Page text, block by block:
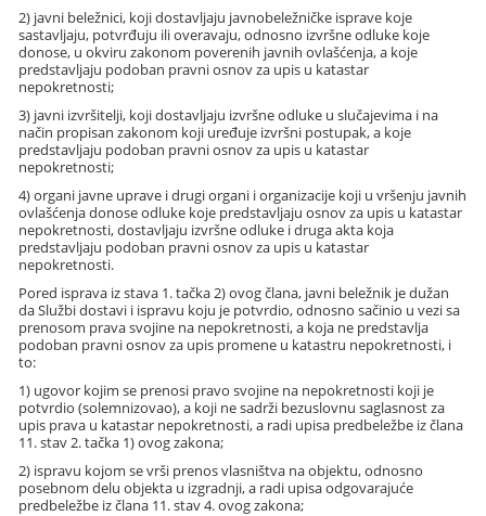
2) javni beležnici, koji dostavljaju javnobeležničke isprave koje
sastavljaju, potvrđuju ili overavaju, odnosno izvršne odluke koje
donose, u okviru zakonom poverenih javnih ovlašćenja, a koje
predstavljaju podoban pravni osnov za upis u katastar
nepokretnosti;
3) javni izvršitelji, koji dostavljaju izvršne odluke u slučajevima i na
način propisan zakonom koji uređuje izvršni postupak, a koje
predstavljaju podoban pravni osnov za upis u katastar
nepokretnosti;
4) organi javne uprave i drugi organi i organizacije koji u vršenju javnih
ovlašćenja donose odluke koje predstavljaju osnov za upis u katastar
nepokretnosti, dostavljaju izvršne odluke i druga akta koja
predstavljaju podoban pravni osnov za upis u katastar
nepokretnosti.
Pored isprava iz stava 1. tačka 2) ovog člana, javni beležnik je dužan
da Službi dostavi i ispravu koju je potvrdio, odnosno sačinio u vezi sa
prenosom prava svojine na nepokretnosti, a koja ne predstavlja
podoban pravni osnov za upis promene u katastru nepokretnosti, i
to:
1) ugovor kojim se prenosi pravo svojine na nepokretnosti koji je
potvrdio (solemnizovao), a koji ne sadrži bezuslovnu saglasnost za
upis prava u katastar nepokretnosti, a radi upisa predbeležbe iz člana
11. stav 2. tačka 1) ovog zakona;
2) ispravu kojom se vrši prenos vlasništva na objektu, odnosno
posebnom delu objekta u izgradnji, a radi upisa odgovarajuće
predbeležbe iz člana 11. stav 4. ovog zakona;